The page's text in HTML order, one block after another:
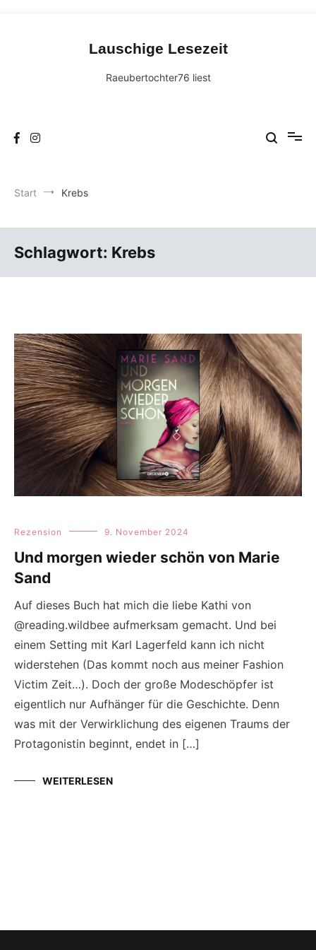
Lauschige Lesezeit
Raeubertochter76 liest
Start Krebs
Schlagwort: Krebs
Rezension 9. November 2024
Und morgen wieder schön von Marie
Sand
Auf dieses Buch hat mich die liebe Kathi von
@reading.wildbee aufmerksam gemacht. Und bei
einem Setting mit Karl Lagerfeld kann ich nicht
widerstehen (Das kommt noch aus meiner Fashion
Victim Zeit…). Doch der große Modeschöpfer ist
eigentlich nur Aufhänger für die Geschichte. Denn
was mit der Verwirklichung des eigenen Traums der
Protagonistin beginnt, endet in […]
WEITERLESEN